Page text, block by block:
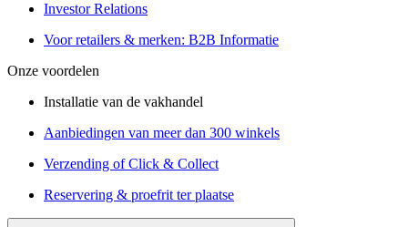
Investor Relations
Voor retailers & merken: B2B Informatie
Onze voordelen
Installatie van de vakhandel
Aanbiedingen van meer dan 300 winkels
Verzending of Click & Collect
Reservering & proefrit ter plaatse